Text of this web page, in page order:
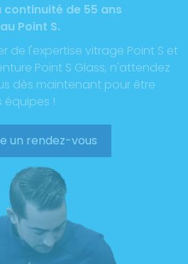
continuité de 55 ans
Point S.
de l'expertise vitrage Point S et
Point S Glass, n'attendez
dès maintenant pour être
!
un rendez-vous